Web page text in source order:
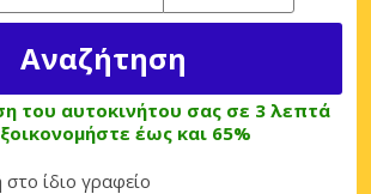
του αυτοκινήτου σας σε 3 λεπτά
έως και 65%
ίδιο γραφείο